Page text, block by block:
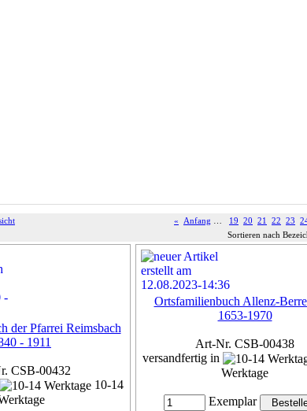
« Anfang 19 20 21 22 23
Sortieren nach
der Pfarrei Reimsbach
- 1911
CSB-00432
10-14
Ortsfamilienbuch Allenz-
1653-1970
Art-Nr. CSB-00438
versandfertig in
Werktage
Exemplar